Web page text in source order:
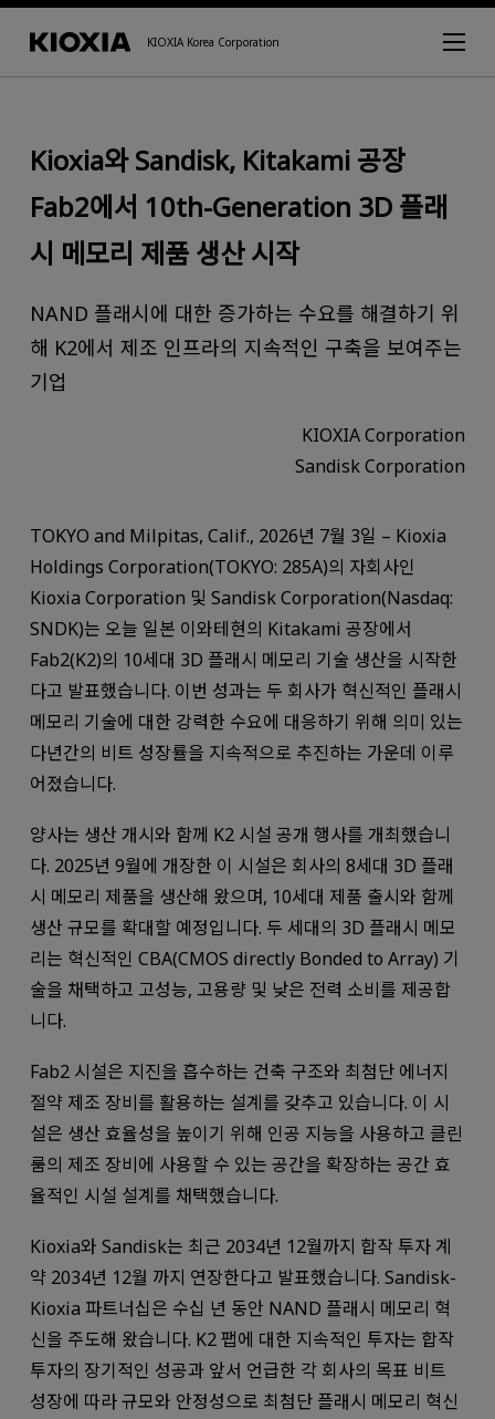
KIOXIA Korea Corporation
Kioxia와 Sandisk, Kitakami 공장
Fab2에서 10th-Generation 3D 플래
시 메모리 제품 생산 시작
NAND 플래시에 대한 증가하는 수요를 해결하기 위
해 K2에서 제조 인프라의 지속적인 구축을 보여주는
기업
KIOXIA Corporation
Sandisk Corporation
TOKYO and Milpitas, Calif., 2026년 7월 3일 – Kioxia
Holdings Corporation(TOKYO: 285A)의 자회사인
Kioxia Corporation 및 Sandisk Corporation(Nasdaq:
SNDK)는 오늘 일본 이와테현의 Kitakami 공장에서
Fab2(K2)의 10세대 3D 플래시 메모리 기술 생산을 시작한
다고 발표했습니다. 이번 성과는 두 회사가 혁신적인 플래시
메모리 기술에 대한 강력한 수요에 대응하기 위해 의미 있는
다년간의 비트 성장률을 지속적으로 추진하는 가운데 이루
어졌습니다.
양사는 생산 개시와 함께 K2 시설 공개 행사를 개최했습니
다. 2025년 9월에 개장한 이 시설은 회사의 8세대 3D 플래
시 메모리 제품을 생산해 왔으며, 10세대 제품 출시와 함께
생산 규모를 확대할 예정입니다. 두 세대의 3D 플래시 메모
리는 혁신적인 CBA(CMOS directly Bonded to Array) 기
술을 채택하고 고성능, 고용량 및 낮은 전력 소비를 제공합
니다.
Fab2 시설은 지진을 흡수하는 건축 구조와 최첨단 에너지
절약 제조 장비를 활용하는 설계를 갖추고 있습니다. 이 시
설은 생산 효율성을 높이기 위해 인공 지능을 사용하고 클린
룸의 제조 장비에 사용할 수 있는 공간을 확장하는 공간 효
율적인 시설 설계를 채택했습니다.
Kioxia와 Sandisk는 최근 2034년 12월까지 합작 투자 계
약 2034년 12월 까지 연장한다고 발표했습니다. Sandisk-
Kioxia 파트너십은 수십 년 동안 NAND 플래시 메모리 혁
신을 주도해 왔습니다. K2 팹에 대한 지속적인 투자는 합작
투자의 장기적인 성공과 앞서 언급한 각 회사의 목표 비트
성장에 따라 규모와 안정성으로 최첨단 플래시 메모리 혁신